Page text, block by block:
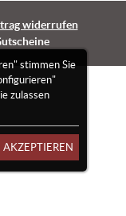
stimmen Sie
zulassen
AKZEPTIEREN
widerrufen